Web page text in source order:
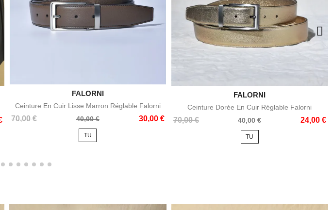
Aperçu rapide
FALORNI
Ceinture En Cuir Lisse Marron Réglable Falorni
70,00 €
Prix
40,00 € 30,00 €
Prix
TU
Aperçu rapide
FALORNI
Ceinture Dorée En Cuir Réglable Falorni
70,00 €
Prix
40,00 € 24,00 €
Prix
TU